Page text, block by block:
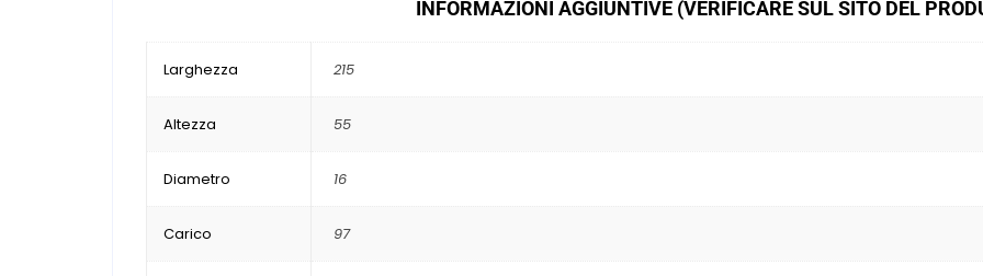
INFORMAZIONI AGGIUNTIVE (VERIFICARE SUL SITO DEL
Larghezza 215
Altezza 55
Diametro 16
Carico 97